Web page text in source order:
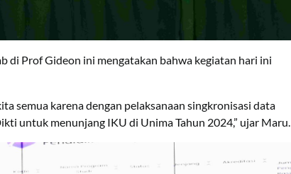
di Prof Gideon ini mengatakan bahwa kegiatan hari ini
semua karena dengan pelaksanaan singkronisasi data
untuk menunjang IKU di Unima Tahun 2024,” ujar Maru.